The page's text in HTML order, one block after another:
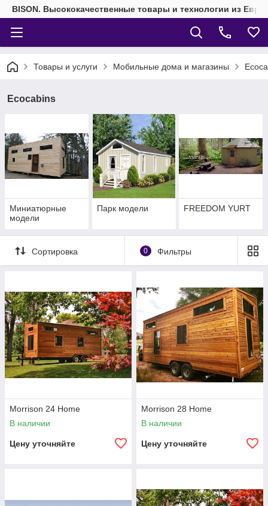
BISON. Высококачественные товары и технологии из
Товары и услуги Мобильные дома и магазины
Ecocabins
Миниатюрные
модели
Парк модели FREEDOM YURT
Сортировка 0 Фильтры
Morrison 24 Home
В наличии
Цену уточняйте
Morrison 28 Home
В наличии
Цену уточняйте